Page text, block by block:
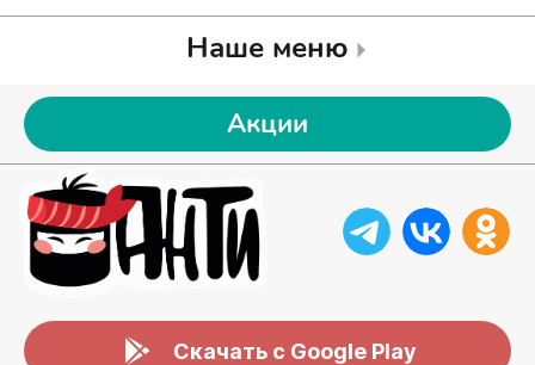
Наше меню
Акции
Скачать с Google Play